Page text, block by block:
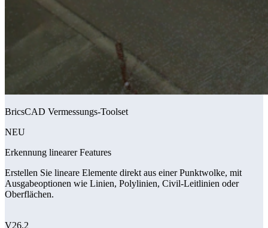
BricsCAD Vermessungs-Toolset
NEU
Erkennung linearer Features
Erstellen Sie lineare Elemente direkt aus einer Punktwolke, mit
Ausgabeoptionen wie Linien, Polylinien, Civil-Leitlinien oder
Oberflächen.
V26.2